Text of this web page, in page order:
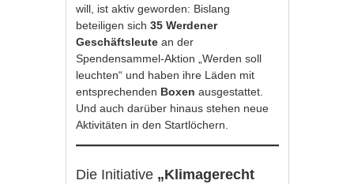
will, ist aktiv geworden: Bislang
beteiligen sich35 Werdener
Geschäftsleute an der
Spendensammel-Aktion „Werden soll
leuchten“ und haben ihre Läden mit
entsprechenden Boxenausgestattet.
Und auch darüber hinaus stehen neue
Aktivitäten in den Startlöchern.
Die Initiative „Klimagerecht